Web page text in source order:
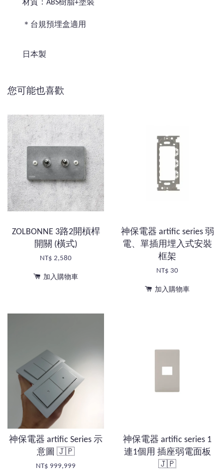
材質：ABS樹脂+塗裝
＊台規預埋盒適用
日本製
您可能也喜歡
ZOLBONNE 3路2開槓桿
開關 (橫式)
NT$ 2,580
加入購物車
神保電器 artific series 弱
電、單插用埋入式安裝
框架
NT$ 30
加入購物車
神保電器 artific Series 示
意圖 🇯🇵
NT$ 999,999
神保電器 artific series 1
連1個用 插座弱電面板
🇯🇵